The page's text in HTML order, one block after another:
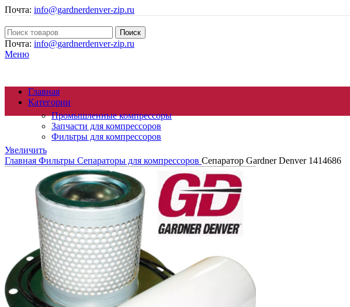
Почта: info@gardnerdenver-zip.ru
Поиск
Почта: info@gardnerdenver-zip.ru
Меню
Главная
Категории
Промышленные компрессоры
Запчасти для компрессоров
Фильтры для компрессоров
Осушители сжатого воздуха
Генераторы азота
Циклонные сепараторы
Магистральные фильтры
Компрессорное масло
Гидравлические фильтры
Разделение конденсата
О компании
Контакты
Увеличить
Главная Фильтры Сепараторы для компрессоров Сепаратор Gardner Denver 1414686